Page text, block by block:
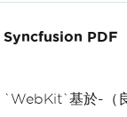
Syncfusion PDF
`WebKit`基於-（